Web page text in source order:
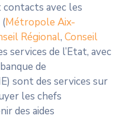
avec les
Métropole Aix-
Régional, Conseil
services de l’Etat, avec
de
sont des services sur
les chefs
des aides